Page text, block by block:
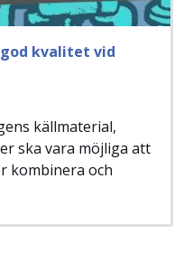
god kvalitet vid
källmaterial,
ska vara möjliga att
kombinera och